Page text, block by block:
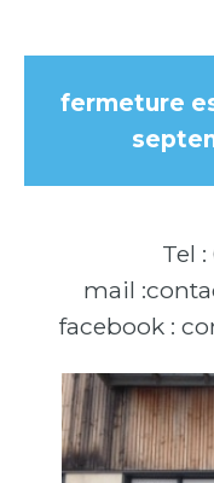
fermeture
Tel
mail
facebook :